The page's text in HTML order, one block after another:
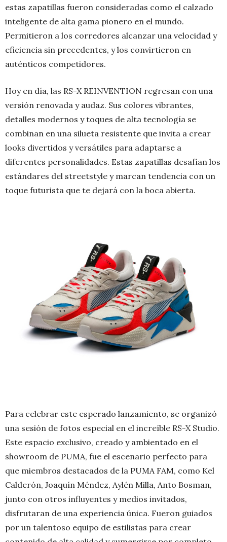
estas zapatillas fueron consideradas como el calzado
inteligente de alta gama pionero en el mundo.
Permitieron a los corredores alcanzar una velocidad y
eficiencia sin precedentes, y los convirtieron en
auténticos competidores.
Hoy en día, las RS-X REINVENTION regresan con una
versión renovada y audaz. Sus colores vibrantes,
detalles modernos y toques de alta tecnología se
combinan en una silueta resistente que invita a crear
looks divertidos y versátiles para adaptarse a
diferentes personalidades. Estas zapatillas desafían los
estándares del streetstyle y marcan tendencia con un
toque futurista que te dejará con la boca abierta.
Para celebrar este esperado lanzamiento, se organizó
una sesión de fotos especial en el increíble RS-X Studio.
Este espacio exclusivo, creado y ambientado en el
showroom de PUMA, fue el escenario perfecto para
que miembros destacados de la PUMA FAM, como Kel
Calderón, Joaquín Méndez, Aylén Milla, Anto Bosman,
junto con otros influyentes y medios invitados,
disfrutaran de una experiencia única. Fueron guiados
por un talentoso equipo de estilistas para crear